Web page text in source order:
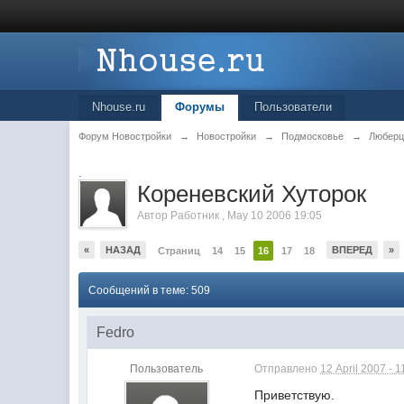
Nhouse.ru Форумы Пользователи
Форум Новостройки → Новостройки → Подмосковье →
.
Кореневский Хуторок
Автор Работник , May 10 2006 19:05
« НАЗАД Страниц 14 15 16 17 18 ВПЕРЕД »
Сообщений в теме: 509
Fedro
Пользователь Отправлено 12 April 2007 -
Приветствую.